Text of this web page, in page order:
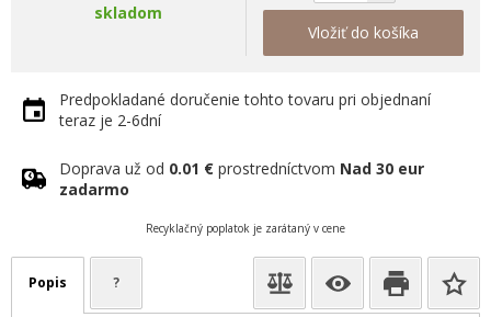
skladom
Vložiť do košíka
Predpokladané doručenie tohto tovaru pri objednaní
teraz je 2-6dní
Doprava už od 0.01 € prostredníctvom Nad 30 eur
zadarmo
Recyklačný poplatok je zarátaný v cene
Popis ?